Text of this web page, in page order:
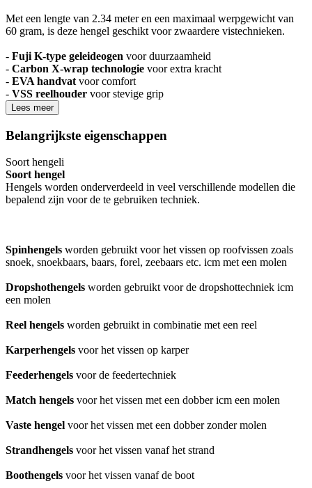
Met een lengte van 2.34 meter en een maximaal werpgewicht van
60 gram, is deze hengel geschikt voor zwaardere vistechnieken.
- Fuji K-type geleideogen voor duurzaamheid
- Carbon X-wrap technologie voor extra kracht
- EVA handvat voor comfort
- VSS reelhouder voor stevige grip
Lees meer
Belangrijkste eigenschappen
Soort hengeli
Soort hengel
Hengels worden onderverdeeld in veel verschillende modellen die
bepalend zijn voor de te gebruiken techniek.
Spinhengels worden gebruikt voor het vissen op roofvissen zoals
snoek, snoekbaars, baars, forel, zeebaars etc. icm met een molen
Dropshothengels worden gebruikt voor de dropshottechniek icm
een molen
Reel hengels worden gebruikt in combinatie met een reel
Karperhengels voor het vissen op karper
Feederhengels voor de feedertechniek
Match hengels voor het vissen met een dobber icm een molen
Vaste hengel voor het vissen met een dobber zonder molen
Strandhengels voor het vissen vanaf het strand
Boothengels voor het vissen vanaf de boot